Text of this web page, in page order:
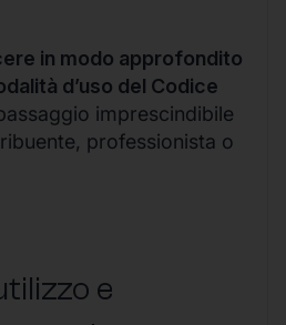
in modo approfondito
d’uso del Codice
imprescindibile
professionista o
e